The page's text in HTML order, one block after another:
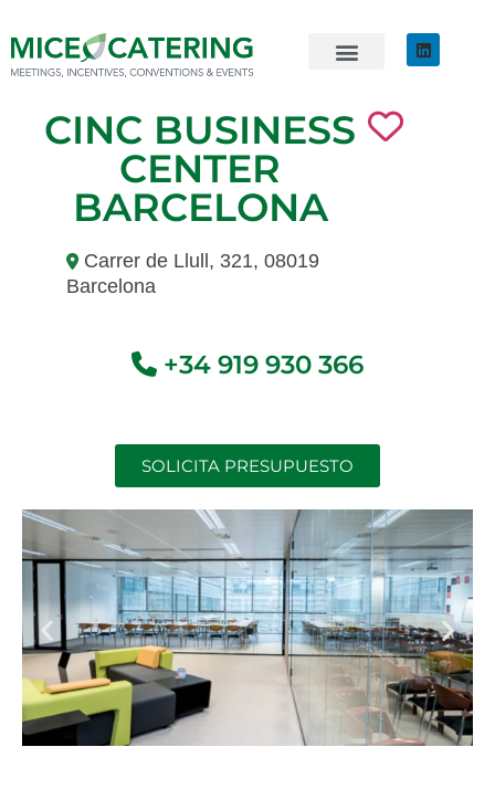
CINC BUSINESS
CENTER
BARCELONA
Carrer de Llull, 321, 08019
Barcelona
+34 919 930 366
SOLICITA PRESUPUESTO